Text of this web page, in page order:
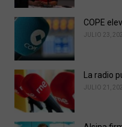
COPE
JULIO 23,
La radio
JULIO 21,